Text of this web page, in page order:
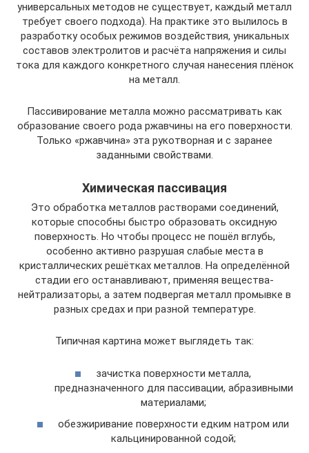
универсальных методов не существует, каждый металл
требует своего подхода). На практике это вылилось в
разработку особых режимов воздействия, уникальных
составов электролитов и расчёта напряжения и силы
тока для каждого конкретного случая нанесения плёнок
на металл.
Пассивирование металла можно рассматривать как
образование своего рода ржавчины на его поверхности.
Только «ржавчина» эта рукотворная и с заранее
заданными свойствами.
Химическая пассивация
Это обработка металлов растворами соединений,
которые способны быстро образовать оксидную
поверхность. Но чтобы процесс не пошёл вглубь,
особенно активно разрушая слабые места в
кристаллических решётках металлов. На определённой
стадии его останавливают, применяя вещества-
нейтрализаторы, а затем подвергая металл промывке в
разных средах и при разной температуре.
Типичная картина может выглядеть так:
зачистка поверхности металла,
предназначенного для пассивации, абразивными
материалами;
обезжиривание поверхности едким натром или
кальцинированной содой;